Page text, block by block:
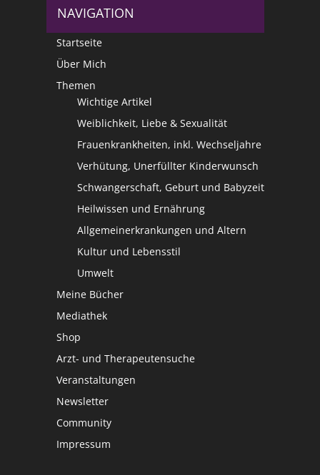
NAVIGATION
Startseite
Über Mich
Themen
Wichtige Artikel
Weiblichkeit, Liebe & Sexualität
Frauenkrankheiten, inkl. Wechseljahre
Verhütung, Unerfüllter Kinderwunsch
Schwangerschaft, Geburt und Babyzeit
Heilwissen und Ernährung
Allgemeinerkrankungen und Altern
Kultur und Lebensstil
Umwelt
Meine Bücher
Mediathek
Shop
Arzt- und Therapeutensuche
Veranstaltungen
Newsletter
Community
Impressum